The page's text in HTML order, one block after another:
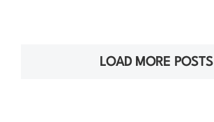
LOAD MORE POSTS